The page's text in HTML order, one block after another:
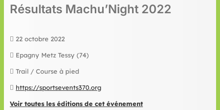
Résultats Machu’Night 2022
22 octobre 2022
Epagny Metz Tessy (74)
Trail / Course à pied
https://sportsevents370.org
Voir toutes les éditions de cet événement